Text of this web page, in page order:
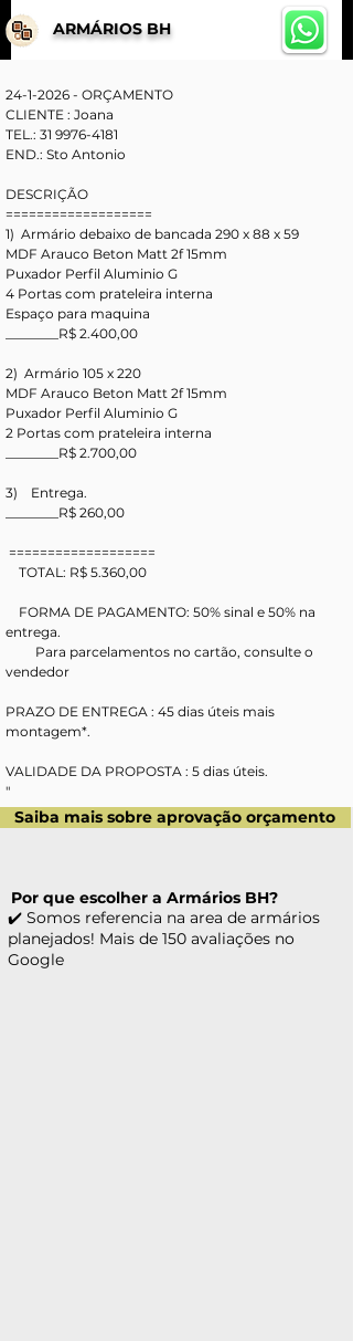
ARMÁRIOS BH
24-1-2026 - ORÇAMENTO
CLIENTE : Joana
TEL.: 31 9976-4181
END.: Sto Antonio
DESCRIÇÃO
===================
1)  Armário debaixo de bancada 290 x 88 x 59
MDF Arauco Beton Matt 2f 15mm
Puxador Perfil Aluminio G
4 Portas com prateleira interna
Espaço para maquina
________R$ 2.400,00
2)  Armário 105 x 220
MDF Arauco Beton Matt 2f 15mm
Puxador Perfil Aluminio G
2 Portas com prateleira interna
________R$ 2.700,00
3)    Entrega.
________R$ 260,00
===================
    TOTAL: R$ 5.360,00
entrega.
vendedor
PRAZO DE ENTREGA : 45 dias úteis mais
montagem*.
VALIDADE DA PROPOSTA : 5 dias úteis.
"
Saiba mais sobre aprovação orçamento
✔️ Somos referencia na area de armários
planejados! Mais de 150 avaliações no
Google
Por que escolher a Armários BH?